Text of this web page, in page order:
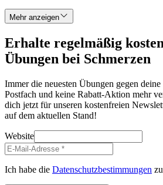
Mehr anzeigen
Erhalte regelmäßig
Übungen bei Schmerzen
Immer die neuesten Übungen gegen
Postfach und keine Rabatt-Aktion mehr
dich jetzt für unseren kostenfreien
auf dem aktuellen Stand!
Website
Ich habe die Datenschutzbestimmungen